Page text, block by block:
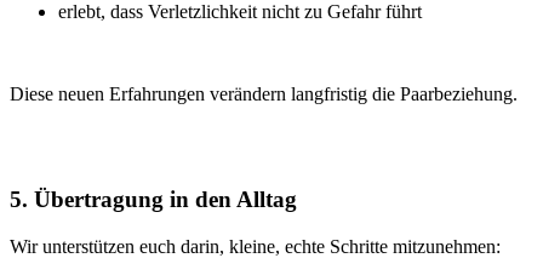
erlebt, dass Verletzlichkeit nicht zu Gefahr führt
Diese neuen Erfahrungen verändern langfristig die Paarbeziehung.
5. Übertragung in den Alltag
Wir unterstützen euch darin, kleine, echte Schritte mitzunehmen: